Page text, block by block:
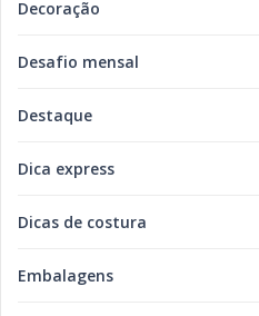
Decoração
Desafio mensal
Destaque
Dica express
Dicas de costura
Embalagens